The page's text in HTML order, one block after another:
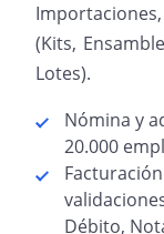
(Kits,
Lotes).
Nómina y
20.000
Débito,